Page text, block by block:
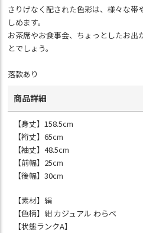
さりげなく配された色彩は、様々な
しめます。
お茶席やお食事会、ちょっとしたお出
とでしょう。
落款あり
商品詳細
【身丈】158.5cm
【裄丈】65cm
【袖丈】48.5cm
【前幅】25cm
【後幅】30cm
【素材】絹
【色柄】紺 カジュアル わらべ
【状態ランクA】